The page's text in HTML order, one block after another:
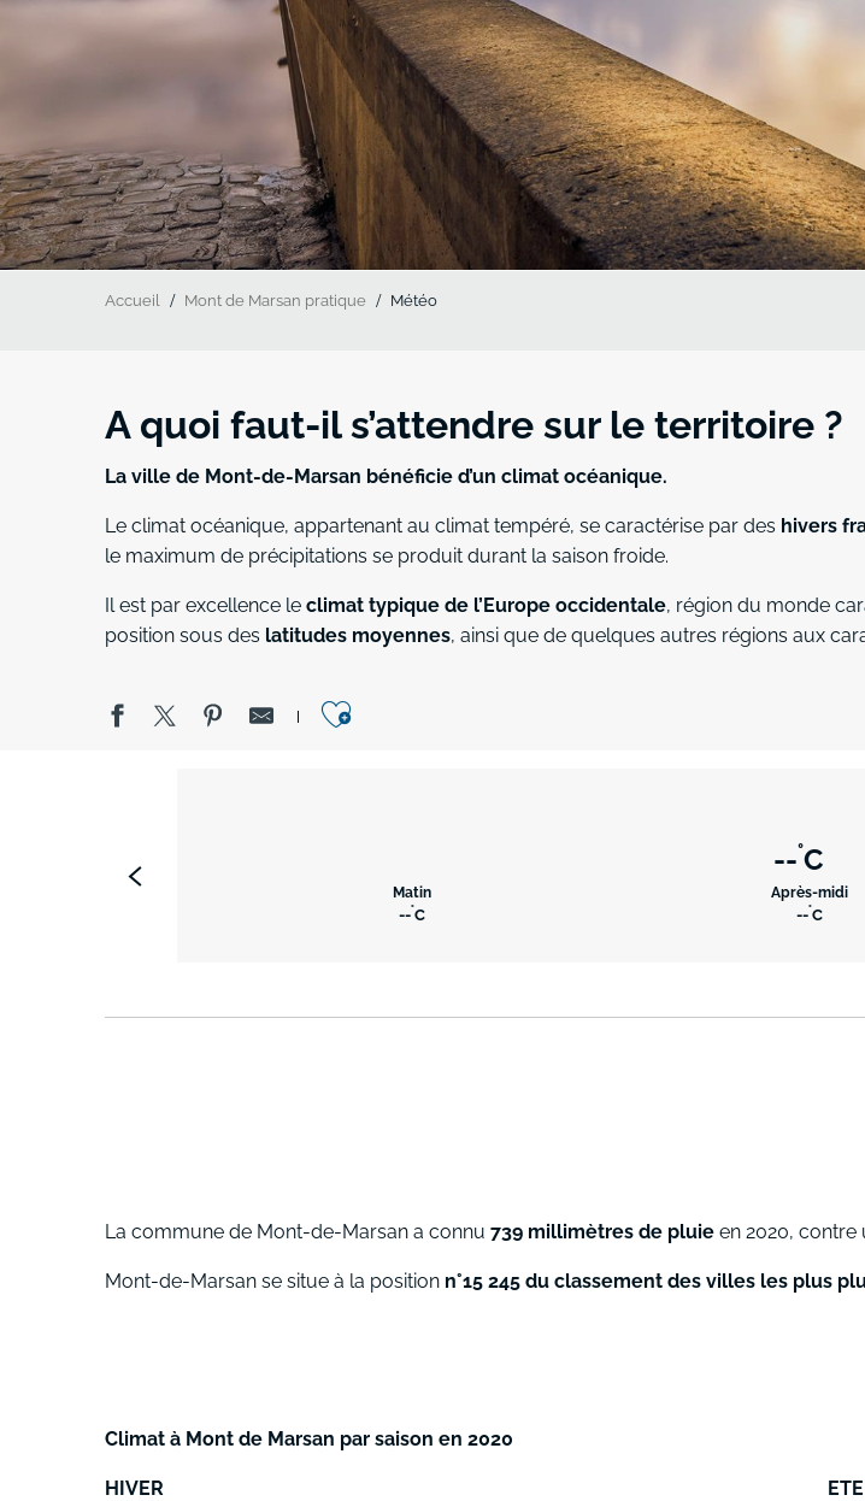
Accueil Mont de Marsan pratique Météo
A quoi faut-il s’attendre sur le territoire ?
La ville de Mont-de-Marsan bénéficie d’un climat océanique.
Le climat océanique, appartenant au climat tempéré, se caractérise par des hivers
le maximum de précipitations se produit durant la saison froide.
Il est par excellence le climat typique de l’Europe occidentale, région du monde
position sous des latitudes moyennes, ainsi que de quelques autres régions aux
Ajouter aux favoris
--°C
Matin
--°C
Après-midi
--°C
La commune de Mont-de-Marsan a connu 739 millimètres de pluie en 2020, contre
Mont-de-Marsan se situe à la position n°15 245 du classement des villes les plus
Climat à Mont de Marsan par saison en 2020
HIVER ETE